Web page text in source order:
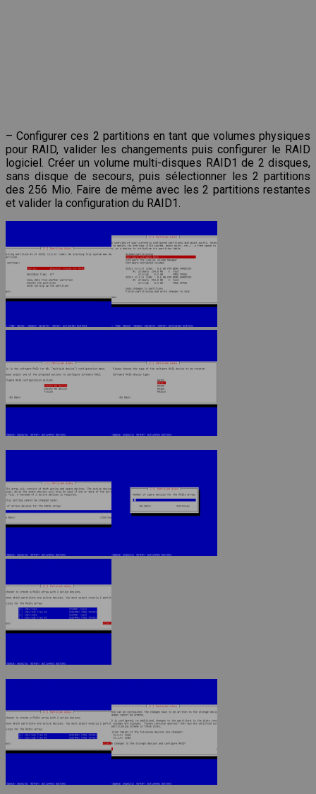
– Configurer ces 2 partitions en tant que volumes physiques
pour RAID, valider les changements puis configurer le RAID
logiciel. Créer un volume multi-disques RAID1 de 2 disques,
sans disque de secours, puis sélectionner les 2 partitions
des 256 Mio. Faire de même avec les 2 partitions restantes
et valider la configuration du RAID1.